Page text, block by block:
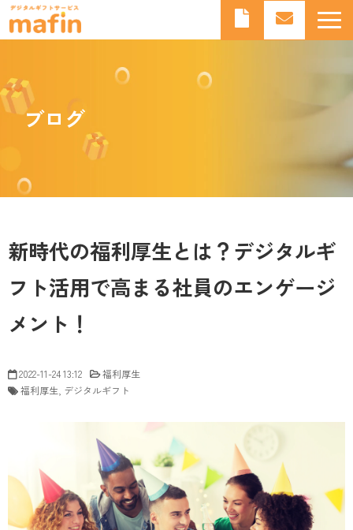
デジタルギフトサービスmafinとは
よくあるご質問
ブログ
ブログ
新時代の福利厚生とは？デジタルギ
フト活用で高まる社員のエンゲージ
メント！
2022-11-24 13:12
福利厚生
福利厚生 デジタルギフト